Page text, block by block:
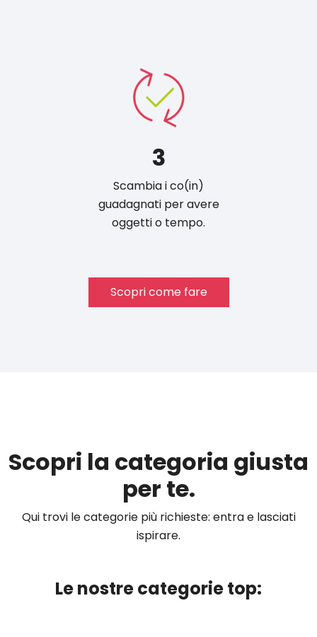
3
Scambia i co(in)
guadagnati per avere
oggetti o tempo.
Scopri come fare
Scopri la categoria giusta
per te.
Qui trovi le categorie più richieste: entra e lasciati
ispirare.
Le nostre categorie top: